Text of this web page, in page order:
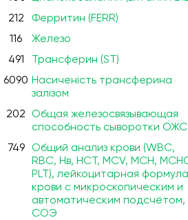
212 Ферритин (FERR)
116 Железо
491 Трансферин (ST)
6090 Насиченість трансферина
залізом
202
Общая железосвязывающая
способность сыворотки
749
Общий анализ крови (WBC,
RBC, Нв, HCT, MCV, МСН,
PLT), лейкоцитарная формула
крови с микроскопическим и
автоматическим подсчётом,
СОЭ